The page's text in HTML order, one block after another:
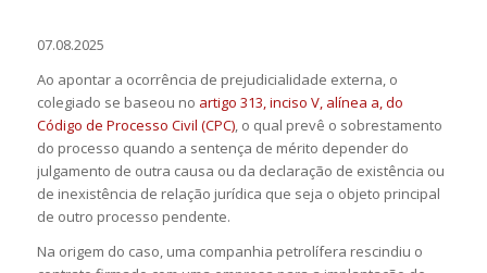
07.08.2025
Ao apontar a ocorrência de prejudicialidade externa, o
colegiado se baseou no artigo 313, inciso V, alínea a, do
Código de Processo Civil (CPC), o qual prevê o sobrestamento
do processo quando a sentença de mérito depender do
julgamento de outra causa ou da declaração de existência ou
de inexistência de relação jurídica que seja o objeto principal
de outro processo pendente.
Na origem do caso, uma companhia petrolífera rescindiu o